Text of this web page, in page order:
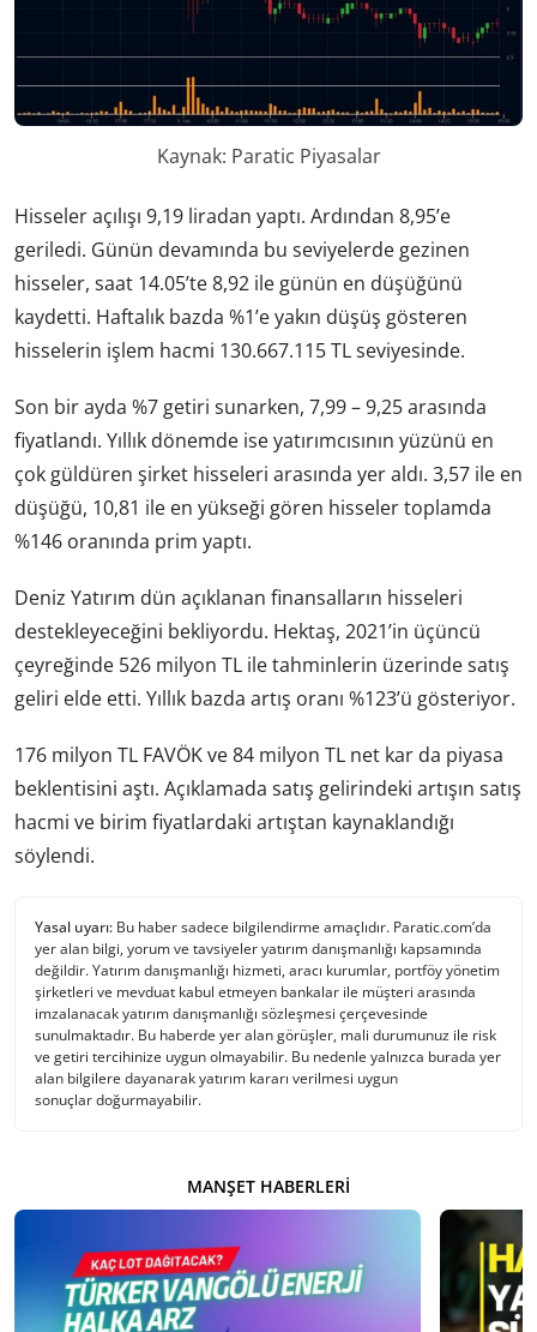
Kaynak: Paratic Piyasalar
Hisseler açılışı 9,19 liradan yaptı. Ardından 8,95’e
geriledi. Günün devamında bu seviyelerde gezinen
hisseler, saat 14.05’te 8,92 ile günün en düşüğünü
kaydetti. Haftalık bazda %1’e yakın düşüş gösteren
hisselerin işlem hacmi 130.667.115 TL seviyesinde.
Son bir ayda %7 getiri sunarken, 7,99 – 9,25 arasında
fiyatlandı. Yıllık dönemde ise yatırımcısının yüzünü en
çok güldüren şirket hisseleri arasında yer aldı. 3,57 ile en
düşüğü, 10,81 ile en yükseği gören hisseler toplamda
%146 oranında prim yaptı.
Deniz Yatırım dün açıklanan finansalların hisseleri
destekleyeceğini bekliyordu. Hektaş, 2021’in üçüncü
çeyreğinde 526 milyon TL ile tahminlerin üzerinde satış
geliri elde etti. Yıllık bazda artış oranı %123’ü gösteriyor.
176 milyon TL FAVÖK ve 84 milyon TL net kar da piyasa
beklentisini aştı. Açıklamada satış gelirindeki artışın satış
hacmi ve birim fiyatlardaki artıştan kaynaklandığı
söylendi.
Yasal uyarı: Bu haber sadece bilgilendirme amaçlıdır. Paratic.com’da
yer alan bilgi, yorum ve tavsiyeler yatırım danışmanlığı kapsamında
değildir. Yatırım danışmanlığı hizmeti, aracı kurumlar, portföy yönetim
şirketleri ve mevduat kabul etmeyen bankalar ile müşteri arasında
imzalanacak yatırım danışmanlığı sözleşmesi çerçevesinde
sunulmaktadır. Bu haberde yer alan görüşler, mali durumunuz ile risk
ve getiri tercihinize uygun olmayabilir. Bu nedenle yalnızca burada yer
alan bilgilere dayanarak yatırım kararı verilmesi uygun
sonuçlar doğurmayabilir.
MANŞET HABERLERI